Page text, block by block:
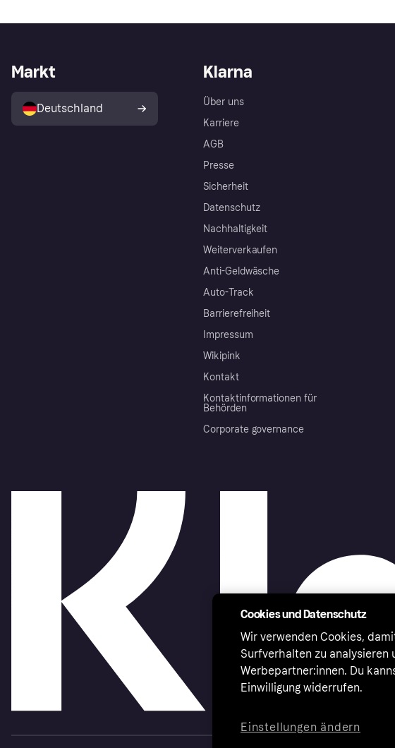
Klarna
Über uns
Karriere
AGB
Presse
Sicherheit
Datenschutz
Nachhaltigkeit
Weiterverkaufen
Anti-Geldwäsche
Auto-Track
Barrierefreiheit
Impressum
Wikipink
Kontakt
Kontaktinformationen für
Behörden
Corporate governance
Markt
Deutschland
Cookies und Datenschutz
Wir verwenden Cookies,
Surfverhalten zu analysieren
Werbepartner:innen. Du
Einwilligung widerrufen.
Einstellungen ändern